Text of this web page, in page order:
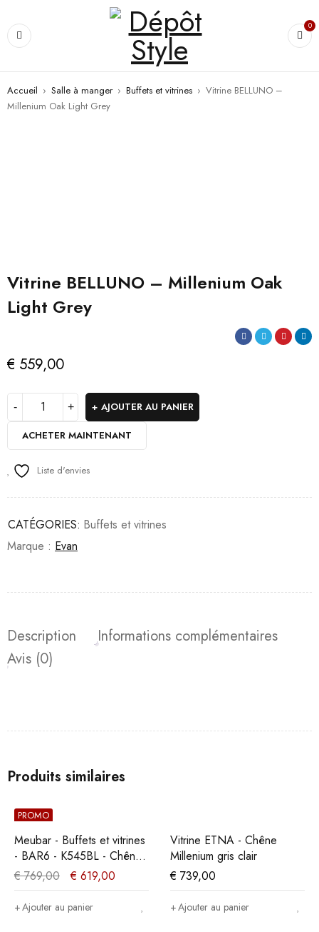
0
Accueil › Salle à manger › Buffets et vitrines › Vitrine BELLUNO –
Millenium Oak Light Grey
Vitrine BELLUNO – Millenium Oak
Light Grey
€ 559,00
AJOUTER AU PANIER
ACHETER MAINTENANT
Liste d'envies
CATÉGORIES: Buffets et vitrines
Marque : Evan
Description
Informations complémentaires
Avis (0)
Produits similaires
PROMO
Meubar - Buffets et vitrines
- BAR6 - K545BL - Chêne
millénaire nature/Noir
élégant - 127x202x49cm
€769,00 € 619,00
Ajouter au panier
Vitrine ETNA - Chêne
Millenium gris clair
€ 739,00
Ajouter au panier